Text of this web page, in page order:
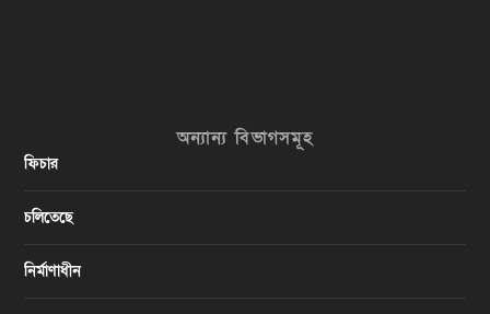
অন্যান্য বিভাগসমূহ
ফিচার
চলিতেছে
নির্মাণাধীন